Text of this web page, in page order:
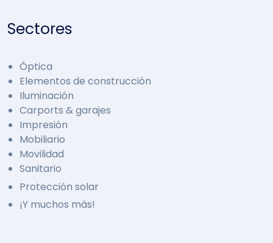
Sectores
Óptica
Elementos de construcción
Iluminación
Carports & garajes
Impresión
Mobiliario
Movilidad
Sanitario
Protección solar
¡Y muchos más!